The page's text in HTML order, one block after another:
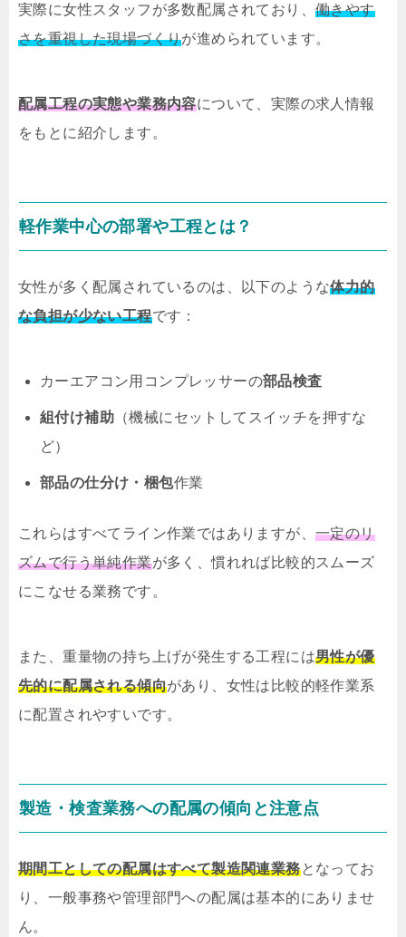
実際に女性スタッフが多数配属されており、 働きやす
さを重視した現場づくりが進められています。
配属工程の実態や業務内容について、実際の求人情報
をもとに紹介します。
軽作業中心の部署や工程とは？
女性が多く配属されているのは、以下のような体力的
な負担が少ない工程です：
カーエアコン用コンプレッサーの部品検査
組付け補助 （機械にセットしてスイッチを押すな
ど）
部品の仕分け・梱包作業
これらはすべてライン作業ではありますが、 一定のリ
ズムで行う単純作業が多く、慣れれば比較的スムーズ
にこなせる業務です。
また、重量物の持ち上げが発生する工程には男性が優
先的に配属される傾向があり、女性は比較的軽作業系
に配置されやすいです。
製造・検査業務への配属の傾向と注意点
期間工としての配属はすべて製造関連業務となってお
り、一般事務や管理部門への配属は基本的にありませ
ん。